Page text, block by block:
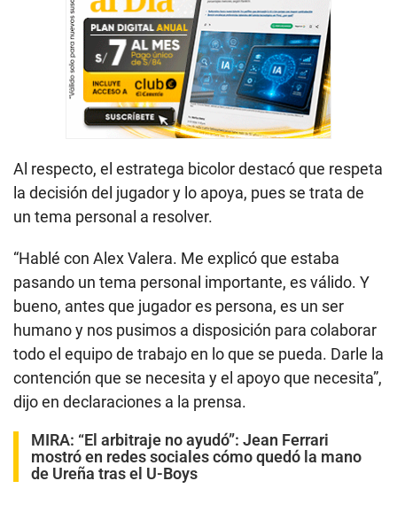
Al respecto, el estratega bicolor destacó que respeta
la decisión del jugador y lo apoya, pues se trata de
un tema personal a resolver.
“Hablé con Alex Valera. Me explicó que estaba
pasando un tema personal importante, es válido. Y
bueno, antes que jugador es persona, es un ser
humano y nos pusimos a disposición para colaborar
todo el equipo de trabajo en lo que se pueda. Darle la
contención que se necesita y el apoyo que necesita”,
dijo en declaraciones a la prensa.
MIRA: “El arbitraje no ayudó”: Jean Ferrari
mostró en redes sociales cómo quedó la mano
de Ureña tras el U-Boys